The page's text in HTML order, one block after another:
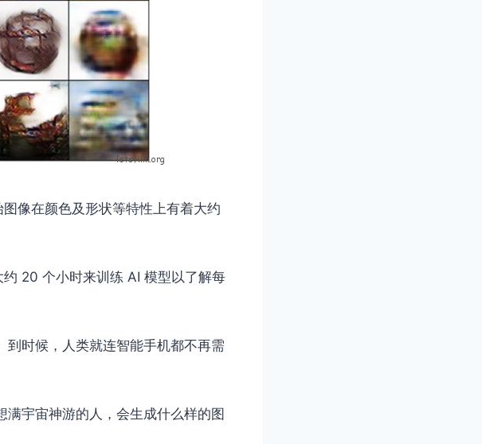
像在颜色及形状等特性上有着大约
20 个小时来训练 AI 模型以了解每
到时候，人类就连智能手机都不再需
满宇宙神游的人，会生成什么样的图